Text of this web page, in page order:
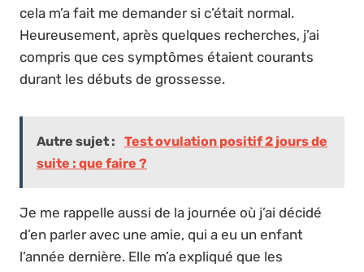
cela m’a fait me demander si c’était normal.
Heureusement, après quelques recherches, j’ai
compris que ces symptômes étaient courants
durant les débuts de grossesse.
Autre sujet :
Test ovulation positif 2 jours de
suite : que faire ?
Je me rappelle aussi de la journée où j’ai décidé
d’en parler avec une amie, qui a eu un enfant
l’année dernière. Elle m’a expliqué que les